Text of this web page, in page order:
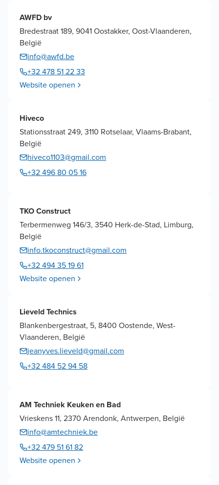
AWFD bv
Bredestraat 189, 9041 Oostakker, Oost-Vlaanderen,
België
info@awfd.be
+32 478 51 22 33
Website openen
Hiveco
Stationsstraat 249, 3110 Rotselaar, Vlaams-Brabant,
België
hiveco1103@gmail.com
+32 496 80 05 16
TKO Construct
Terbermenweg 146/3, 3540 Herk-de-Stad, Limburg,
België
info.tkoconstruct@gmail.com
+32 494 35 19 61
Website openen
Lieveld Technics
Blankenbergestraat, 5, 8400 Oostende, West-
Vlaanderen, België
jeanyves.lieveld@gmail.com
+32 484 52 94 58
AM Techniek Keuken en Bad
Vrieskens 11, 2370 Arendonk, Antwerpen, België
info@amtechniek.be
+32 479 51 61 82
Website openen